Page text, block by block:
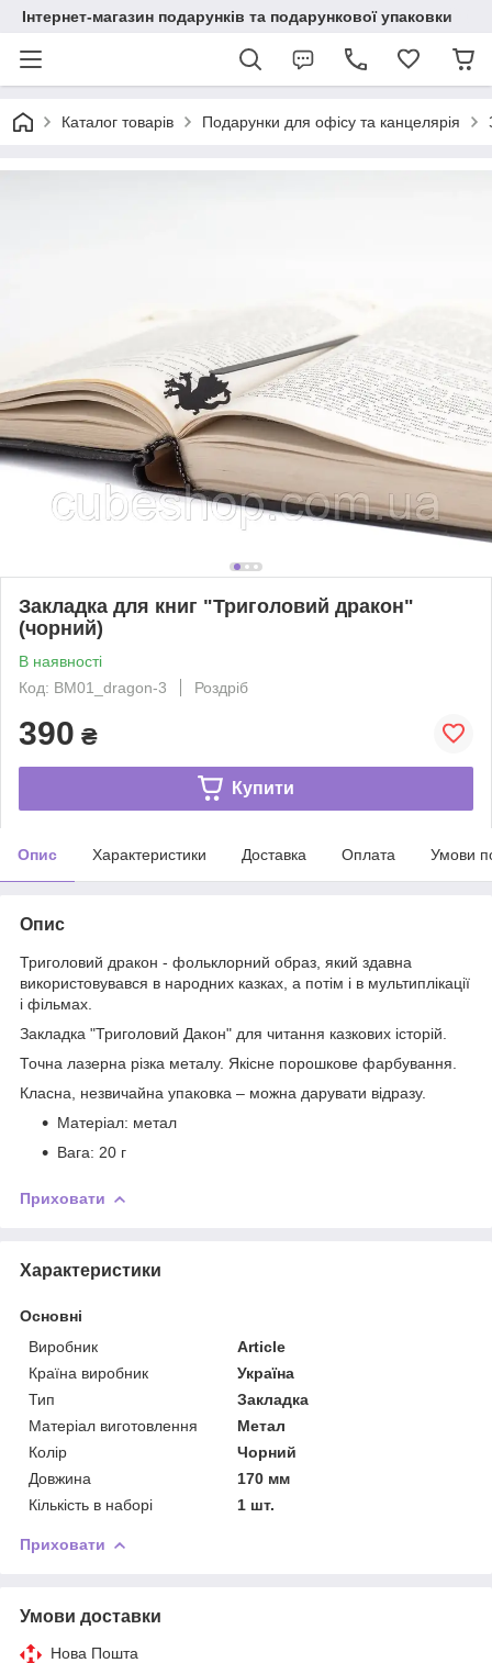
Інтернет-магазин подарунків та подарункової упаковки
Каталог товарів Подарунки для офісу та канцелярія
Закладка для книг "Триголовий дракон"
(чорний)
В наявності
Код: BM01_dragon-3
Роздріб
390 ₴
Купити
Опис Характеристики Доставка Оплата Умови
Опис
Триголовий дракон - фольклорний образ, який здавна
використовувався в народних казках, а потім і в мультиплікації
і фільмах.
Закладка "Триголовий Дакон" для читання казкових історій.
Точна лазерна різка металу. Якісне порошкове фарбування.
Класна, незвичайна упаковка – можна дарувати відразу.
Матеріал: метал
Вага: 20 г
Приховати
Характеристики
Основні
Виробник
Article
Країна виробник
Україна
Тип
Закладка
Матеріал виготовлення
Метал
Колір
Чорний
Довжина
170 мм
Кількість в наборі
1 шт.
Приховати
Умови доставки
Нова Пошта